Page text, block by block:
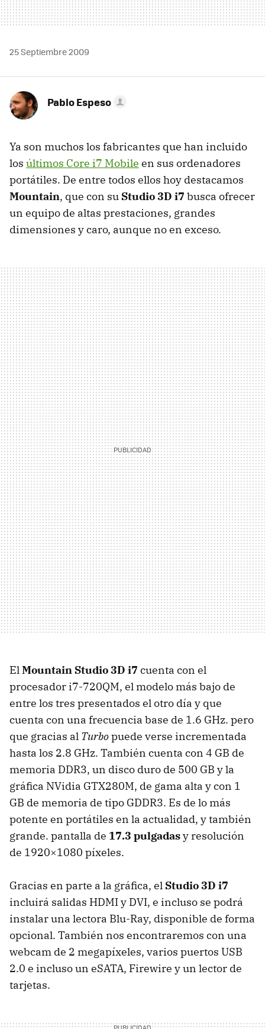
25 Septiembre 2009
Pablo Espeso
Ya son muchos los fabricantes que han incluido
los últimos Core i7 Mobile en sus ordenadores
portátiles. De entre todos ellos hoy destacamos
Mountain, que con su Studio 3D i7 busca ofrecer
un equipo de altas prestaciones, grandes
dimensiones y caro, aunque no en exceso.
El Mountain Studio 3D i7 cuenta con el
procesador i7-720QM, el modelo más bajo de
entre los tres presentados el otro día y que
cuenta con una frecuencia base de 1.6 GHz. pero
que gracias al Turbopuede verse incrementada
hasta los 2.8 GHz. También cuenta con 4 GB de
memoria DDR3, un disco duro de 500 GB y la
gráfica NVidia GTX280M, de gama alta y con 1
GB de memoria de tipo GDDR3. Es de lo más
potente en portátiles en la actualidad, y también
grande. pantalla de 17.3 pulgadasy resolución
de 1920×1080 píxeles.
Gracias en parte a la gráfica, el Studio 3D i7
incluirá salidas HDMIy DVI, e incluso se podrá
instalar una lectora Blu-Ray, disponible de forma
opcional. También nos encontraremos con una
webcam de 2 megapíxeles, varios puertos USB
2.0 e incluso un eSATA, Firewire y un lector de
tarjetas.